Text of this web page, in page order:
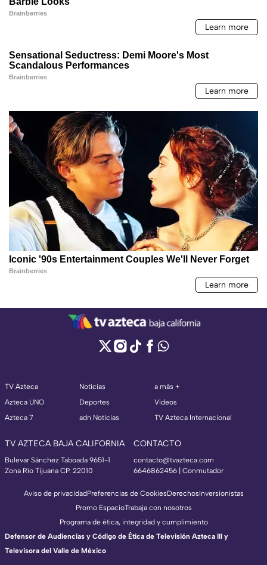
TV Azteca
Azteca UNO
Azteca 7
Noticias
Deportes
adn Noticias
a más +
Videos
TV Azteca Internacional
TV AZTECA BAJA CALIFORNIA
Bulevar Sánchez Taboada 9651-1
Zona Río Tijuana CP. 22010
CONTACTO
contacto@tvazteca.com
6646862456 | Conmutador
Aviso de privacidadPreferencias de CookiesDerechosInversionistas
Promo EspacioTrabaja con nosotros
Programa de ética, integridad y cumplimiento
Defensor de Audiencias y Código de Ética de Televisión Azteca III y
Televisora del Valle de México